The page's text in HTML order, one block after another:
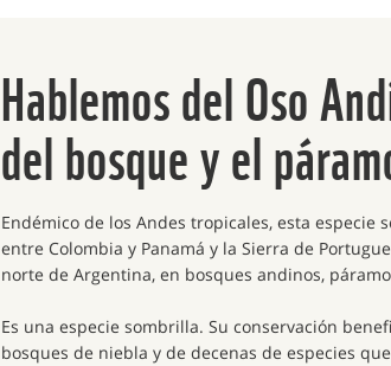
Hablemos del Oso
del bosque y el
Endémico de los Andes tropicales, esta especie
entre Colombia y Panamá y la Sierra de
norte de Argentina, en bosques andinos,
Es una especie sombrilla. Su conservación
bosques de niebla y de decenas de especies